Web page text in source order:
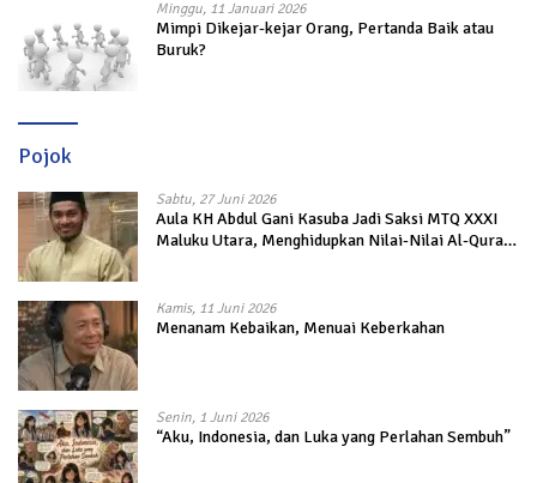
Minggu, 11 Januari 2026
Mimpi Dikejar-kejar Orang, Pertanda Baik atau
Buruk?
Pojok
Sabtu, 27 Juni 2026
Aula KH Abdul Gani Kasuba Jadi Saksi MTQ XXXI
Maluku Utara, Menghidupkan Nilai-Nilai Al-Quran
Kamis, 11 Juni 2026
Menanam Kebaikan, Menuai Keberkahan
Senin, 1 Juni 2026
“Aku, Indonesia, dan Luka yang Perlahan Sembuh”